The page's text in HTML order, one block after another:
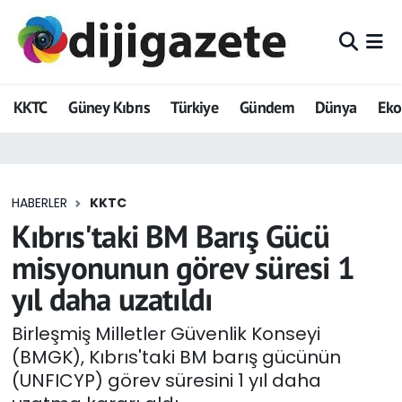
KKTC Güney Kıbrıs Türkiye Gündem Dünya
HABERLER KKTC
Kıbrıs'taki BM Barış Gücü
misyonunun görev süresi 1
yıl daha uzatıldı
Birleşmiş Milletler Güvenlik Konseyi
(BMGK), Kıbrıs'taki BM barış gücünün
(UNFICYP) görev süresini 1 yıl daha
ADVERTORIAL
Dijigazete
Eğitim
Ekonomi
Foto Galeri
GEZİ
Güncel
Hava Durumu
Trafik Durumu
Tüm Manşetler
Son Dakika Haberleri
Haber Arşivi